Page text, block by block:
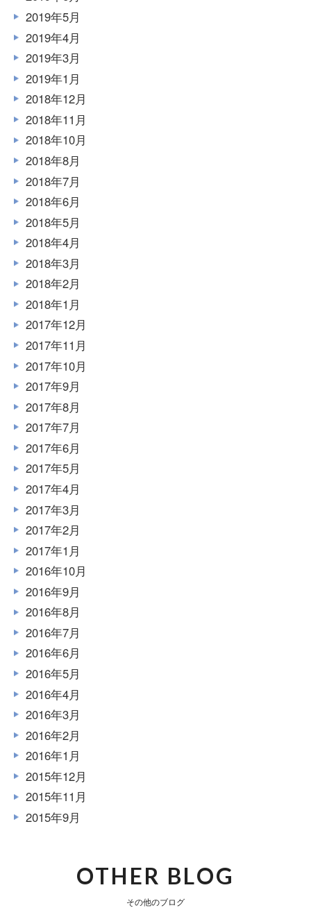
2019年5月
2019年4月
2019年3月
2019年1月
2018年12月
2018年11月
2018年10月
2018年8月
2018年7月
2018年6月
2018年5月
2018年4月
2018年3月
2018年2月
2018年1月
2017年12月
2017年11月
2017年10月
2017年9月
2017年8月
2017年7月
2017年6月
2017年5月
2017年4月
2017年3月
2017年2月
2017年1月
2016年10月
2016年9月
2016年8月
2016年7月
2016年6月
2016年5月
2016年4月
2016年3月
2016年2月
2016年1月
2015年12月
2015年11月
2015年9月
OTHER BLOG
その他のブログ